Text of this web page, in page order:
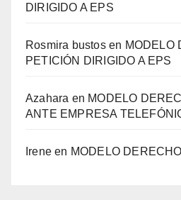
DIRIGIDO A EPS
Rosmira bustosen MODELO
PETICIÓN DIRIGIDO A EPS
Azahara en MODELO
ANTE EMPRESA
Irene en MODELO